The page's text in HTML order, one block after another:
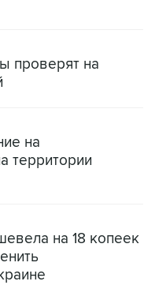
проверят на
на
территории
на 18 копеек